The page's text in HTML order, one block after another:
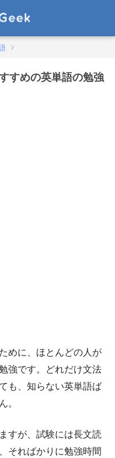
すめの英単語の勉強
めに、ほとんどの人が
強です。どれだけ文法
も、知らない英単語ば
。
すが、試験には長文読
そればかりに勉強時間